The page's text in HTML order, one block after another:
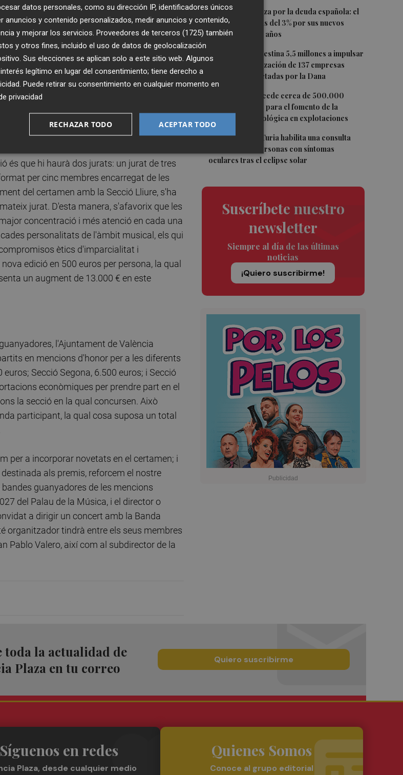
2 Crece la confianza por la deuda española: el
Tesoro paga más del 3% por sus nuevos
bonos a 5, 7 y 10 años
3 La Generalitat destina 5,5 millones a impulsar
la internacionalización de 137 empresas
valencianas afectadas por la Dana
Agricultura concede cerca de 500.000
euros en ayudas para el fomento de la
innovación tecnológica en explotaciones
5Vithas Valencia Turia habilita una consulta
gratuita para personas con síntomas
oculares tras el eclipse solar
Suscríbete nuestro
newsletter
Siempre al día de las últimas
noticias
¡Quiero suscribirme!
que caracteritza a este tradicional
València per a l'elaboració dels principis
com els membres de les bandes
al 27 d'octubre de 2025, a través de la
a les bandes estrangeres que es
s'avança la data del sorteig de
requerit, la qual cosa permet un
és que hi haurà dos jurats: un jurat de tres
per cinc membres encarregat de les
del certamen amb la Secció Lliure, s'ha
jurat. D'esta manera, s'afavorix que les
concentració i més atenció en cada una
personalitats de l'àmbit musical, els qui
ètics d'imparcialitat i
edició en 500 euros per persona, la qual
un augment de 13.000 € en este
l'Ajuntament de València
en mencions d'honor per a les diferents
Secció Segona, 6.500 euros; i Secció
econòmiques per prendre part en el
la secció en la qual concursen. Això
participant, la qual cosa suposa un total
per a incorporar novetats en el certamen; i
als premis, reforcem el nostre
guanyadores de les mencions
del Palau de la Música, i el director o
a dirigir un concert amb la Banda
organitzador tindrà entre els seus membres
Pablo Valero, així com al subdirector de la
toda la actualidad de
Plaza en tu correo
Quiero suscribirme
Síguenos en redes
Plaza, desde cualquier medio
Quienes Somos
Conoce al grupo editorial
datos personales, como su dirección IP, identificadores únicos
anuncios y contenido personalizados, medir anuncios y contenido,
y mejorar los servicios. Proveedores de terceros (1725) también
y otros fines, incluido el uso de datos de geolocalización
Sus elecciones se aplican solo a este sitio web. Algunos
legítimo en lugar del consentimiento; tiene derecho a
. Puede retirar su consentimiento en cualquier momento en
privacidad
ACEPTAR TODO
RECHAZAR TODO